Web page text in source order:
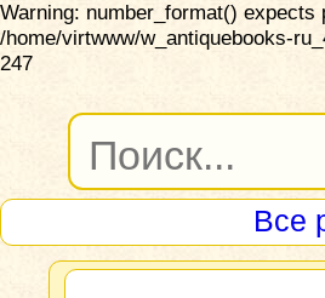
Warning: number_format()
/home/virtwww/w_antiquebooks-
247
Все